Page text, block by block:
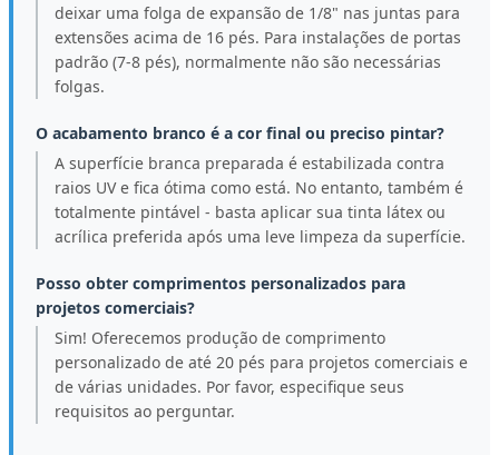
deixar uma folga de expansão de 1/8" nas juntas para
extensões acima de 16 pés. Para instalações de portas
padrão (7-8 pés), normalmente não são necessárias
folgas.
O acabamento branco é a cor final ou preciso pintar?
A superfície branca preparada é estabilizada contra
raios UV e fica ótima como está. No entanto, também é
totalmente pintável - basta aplicar sua tinta látex ou
acrílica preferida após uma leve limpeza da superfície.
Posso obter comprimentos personalizados para
projetos comerciais?
Sim! Oferecemos produção de comprimento
personalizado de até 20 pés para projetos comerciais e
de várias unidades. Por favor, especifique seus
requisitos ao perguntar.